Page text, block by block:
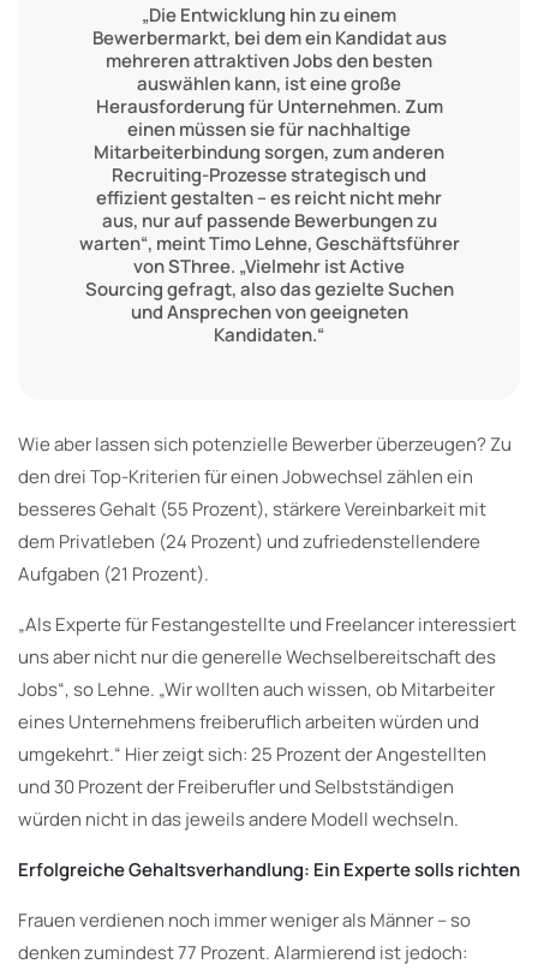
„Die Entwicklung hin zu einem
Bewerbermarkt, bei dem ein Kandidat aus
mehreren attraktiven Jobs den besten
auswählen kann, ist eine große
Herausforderung für Unternehmen. Zum
einen müssen sie für nachhaltige
Mitarbeiterbindung sorgen, zum anderen
Recruiting-Prozesse strategisch und
effizient gestalten – es reicht nicht mehr
aus, nur auf passende Bewerbungen zu
warten“, meint Timo Lehne, Geschäftsführer
von SThree. „Vielmehr ist Active
Sourcing gefragt, also das gezielte Suchen
und Ansprechen von geeigneten
Kandidaten.“
Wie aber lassen sich potenzielle Bewerber überzeugen? Zu
den drei Top-Kriterien für einen Jobwechsel zählen ein
besseres Gehalt (55 Prozent), stärkere Vereinbarkeit mit
dem Privatleben (24 Prozent) und zufriedenstellendere
Aufgaben (21 Prozent).
„Als Experte für Festangestellte und Freelancer interessiert
uns aber nicht nur die generelle Wechselbereitschaft des
Jobs“, so Lehne. „Wir wollten auch wissen, ob Mitarbeiter
eines Unternehmens freiberuflich arbeiten würden und
umgekehrt.“ Hier zeigt sich: 25 Prozent der Angestellten
und 30 Prozent der Freiberufler und Selbstständigen
würden nicht in das jeweils andere Modell wechseln.
Erfolgreiche Gehaltsverhandlung: Ein Experte solls richten
Frauen verdienen noch immer weniger als Männer – so
denken zumindest 77 Prozent. Alarmierend ist jedoch: